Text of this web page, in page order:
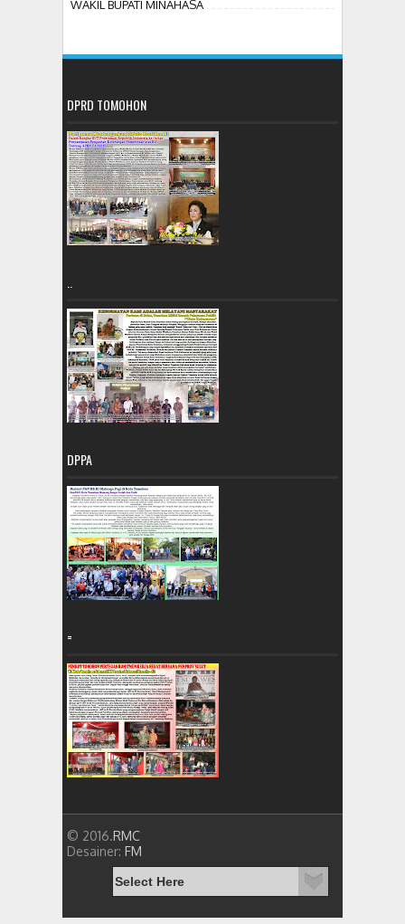
WAKIL BUPATI MINAHASA
DPRD TOMOHON
DPPA
=
© 2016.RMC
Desainer: FM